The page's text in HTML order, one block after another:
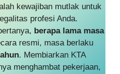
kewajiban mutlak untuk
profesi Anda.
berapa lama masa
resmi, masa berlaku
. Membiarkan KTA
menghambat pekerjaan,